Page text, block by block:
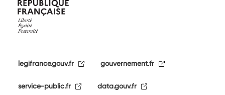
legifrance.gouv.fr gouvernement.fr
service-public.fr data.gouv.fr